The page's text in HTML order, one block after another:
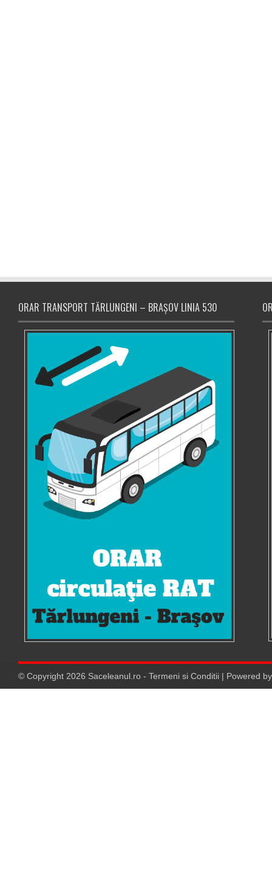
ORAR TRANSPORT TĂRLUNGENI – BRAȘOV LINIA 530
© Copyright 2026 Saceleanul.ro - Termeni si Conditii | Powered